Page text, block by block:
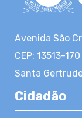
Avenida São
CEP: 13513-170
Santa
Cidadão